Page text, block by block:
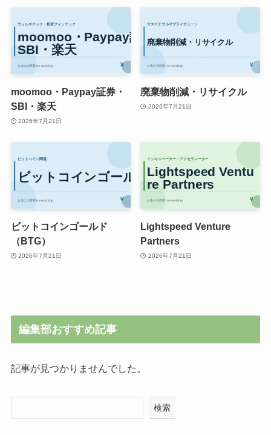
moomoo・Paypay証券・
SBI・楽天
2026年7月21日
廃棄物削減・リサイクル
2026年7月21日
ビットコインゴールド
（BTG）
2026年7月21日
Lightspeed Venture
Partners
2026年7月21日
編集部おすすめ記事
記事が見つかりませんでした。
検索